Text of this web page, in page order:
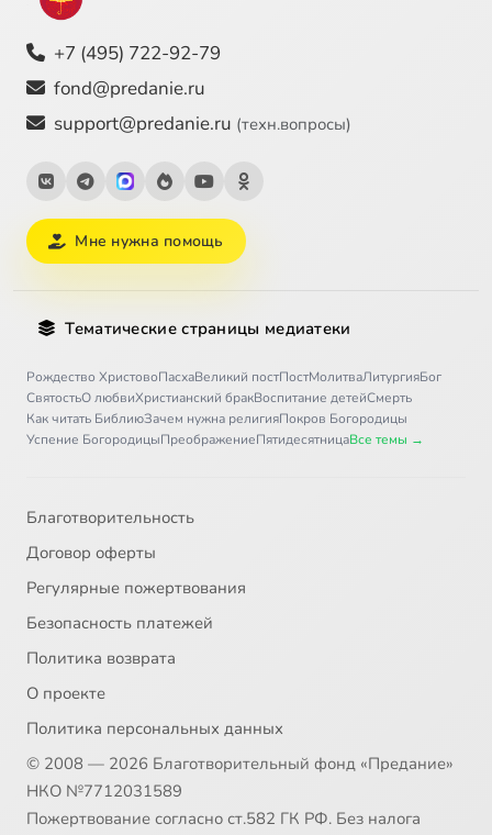
+7 (495) 722-92-79
fond@predanie.ru
support@predanie.ru (техн.вопросы)
Мне нужна помощь
Тематические страницы медиатеки
Рождество ХристовоПасхаВеликий постПостМолитваЛитургияБог
СвятостьО любвиХристианский бракВоспитание детейСмерть
Как читать БиблиюЗачем нужна религияПокров Богородицы
Успение БогородицыПреображениеПятидесятницаВсе темы →
Благотворительность
Договор оферты
Регулярные пожертвования
Безопасность платежей
Политика возврата
О проекте
Политика персональных данных
© 2008 — 2026 Благотворительный фонд «Предание»
НКО №7712031589
Пожертвование согласно ст.582 ГК РФ. Без налога